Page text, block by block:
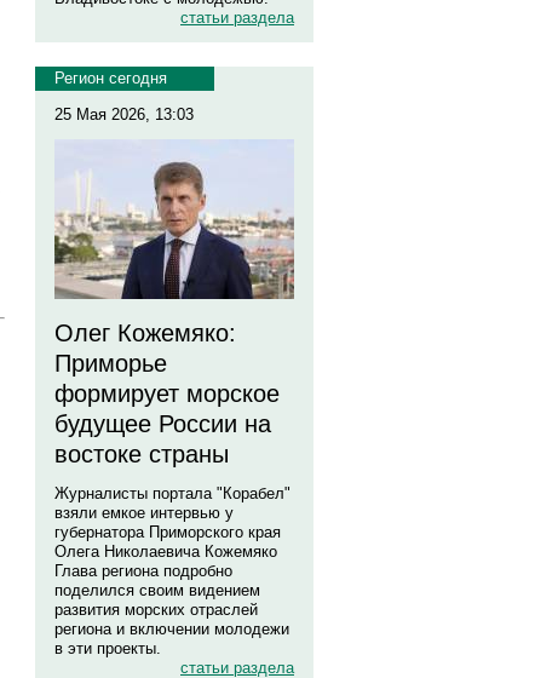
статьи раздела
Регион сегодня
25 Мая 2026, 13:03
Олег Кожемяко:
Приморье
формирует морское
будущее России на
востоке страны
Журналисты портала "Корабел"
взяли емкое интервью у
губернатора Приморского края
Олега Николаевича Кожемяко
Глава региона подробно
поделился своим видением
развития морских отраслей
региона и включении молодежи
в эти проекты.
статьи раздела